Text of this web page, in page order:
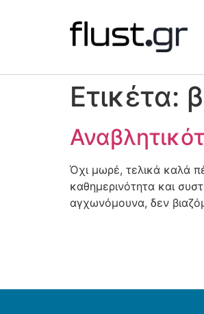
Ετικέτα:
Όχι μωρέ, τελικά καλά
καθημερινότητα και
αγχωνόμουνα, δεν